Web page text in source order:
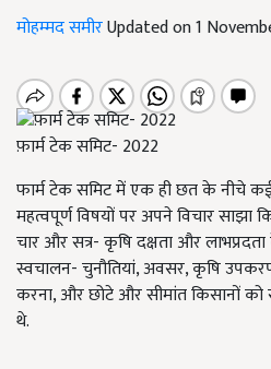
मोहम्मद समीरUpdated on 1
फ़ार्म टेक समिट- 2022
फार्म टेक समिट में एक ही छत के नीचे
महत्वपूर्ण विषयों पर अपने विचार साझा
चार और सत्र- कृषि दक्षता और
स्वचालन- चुनौतियां, अवसर, कृषि
करना, और छोटे और सीमांत किसानों
थे.